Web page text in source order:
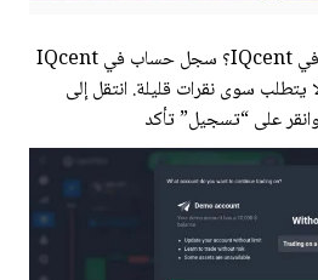
كيف تسجل حساب تجريبي في IQcent؟ سجل حساب في IQcent
سوى نقرات قليلة. انتقل إلى